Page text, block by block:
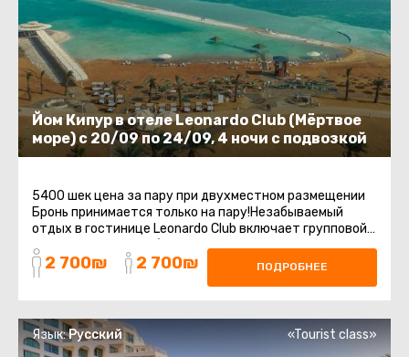
Йом Кипур в отеле Leonardo Club (Мёртвое
море) с 20/09 по 24/09, 4 ночи с подвозкой
5400 шек цена за пару при двухместном размещении
Бронь принимается только на пару!Незабываемый
отдых в гостинице Leonardo Club включает групповой
трансфер с точки сбора до ...
2 700₪ 2 700₪ ПОДРОБНЕЕ
Язык:Русский «Tourist class»